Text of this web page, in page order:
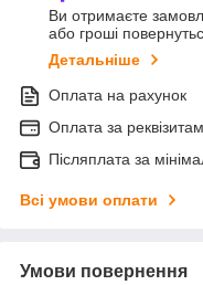
Ви отримаєте
або гроші
Детальніше
Оплата на рахунок
Оплата за
Післяплата за
Всі умови оплати
Умови повернення